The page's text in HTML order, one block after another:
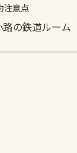
注意点
路の鉄道ルーム